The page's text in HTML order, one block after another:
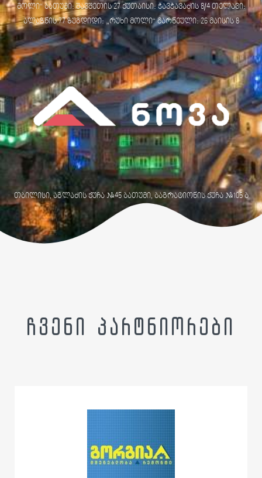
მოლი“ ბათუმი: შავშეთის 27 ქუთაისი: ჭავჭავაძის 8/4 თელავი:
ალაზნის 77 ზუგდიდი: „რუხი მოლი“ მარნეული: 26 მაისის 8
თბილისი, აგლაძის ქუჩა №45 ბათუმი, ბაგრატიონის ქუჩა №105 ბ
ჩვენი პარტნიორები